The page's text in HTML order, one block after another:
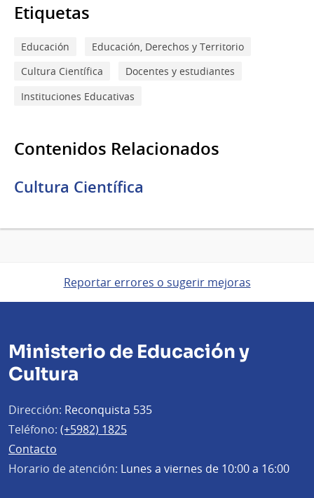
Etiquetas
Educación
Educación, Derechos y Territorio
Cultura Científica
Docentes y estudiantes
Instituciones Educativas
Contenidos Relacionados
Cultura Científica
Reportar errores o sugerir mejoras
Ministerio de Educación y
Cultura
Dirección: Reconquista 535
Teléfono: (+5982) 1825
Contacto
Horario de atención: Lunes a viernes de 10:00 a 16:00